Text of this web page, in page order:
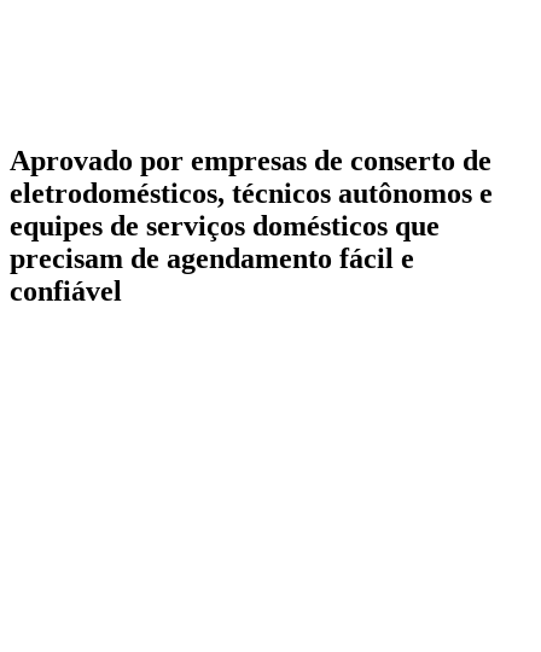
Aprovado por empresas de conserto de
eletrodomésticos, técnicos autônomos e
equipes de serviços domésticos que
precisam de agendamento fácil e
confiável